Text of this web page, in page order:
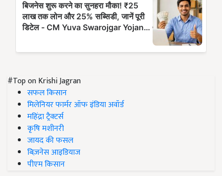
#Top on Krishi Jagran
सफल किसान
मिलेनियर फार्मर ऑफ इंडिया अवॉर्ड
महिंद्रा ट्रैक्टर्स
कृषि मशीनरी
जायद की फसल
बिज़नेस आइडियाज
पीएम किसान